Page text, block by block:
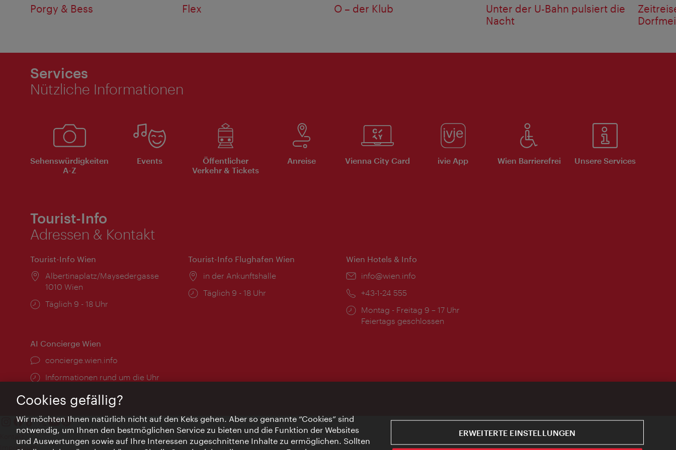
Porgy & Bess Flex O – der Klub
Unter der U-Bahn pulsiert die
Nacht
Services
Nützliche Informationen
Sehenswürdigkeiten
A-Z
Events
Öffentlicher
Verkehr & Tickets
Anreise Vienna City Card ivie App Wien Barrierefrei Unsere Services
Tourist-Info
Adressen & Kontakt
Tourist-Info Wien
Ort:
Albertinaplatz/Maysedergasse
1010 Wien
Öffnungszeiten:
Täglich 9 - 18 Uhr
Tourist-Info Flughafen Wien
Ort:
in der Ankunftshalle
Öffnungszeiten:
Täglich 9 - 18 Uhr
Wien Hotels & Info
Email:
info@wien.info
Telefon:
+43-1-24 555
Öffnungszeiten:
Montag - Freitag 9 – 17 Uhr
Feiertags geschlossen
AI Concierge Wien
Ort:
concierge.wien.info
Öffnungszeiten:
Informationen rund um die Uhr
Impressum
Cookies gefällig?
Wir möchten Ihnen natürlich nicht auf den Keks gehen. Aber so genannte “Cookies” sind
notwendig, um Ihnen den bestmöglichen Service zu bieten und die Funktion der Websites
und Auswertungen sowie auf Ihre Interessen zugeschnittene Inhalte zu ermöglichen. Sollten
ERWEITERTE EINSTELLUNGEN